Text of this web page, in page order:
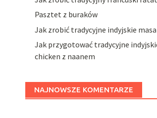
Pasztet z buraków
Jak zrobić tradycyjne indyjskie
Jak przygotować tradycyjne
chicken z naanem
NAJNOWSZE KOMENTARZE